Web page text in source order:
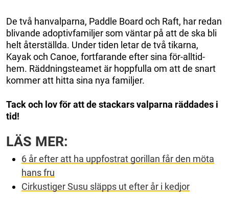
De två hanvalparna, Paddle Board och Raft, har redan
blivande adoptivfamiljer som väntar på att de ska bli
helt återställda. Under tiden letar de två tikarna,
Kayak och Canoe, fortfarande efter sina för-alltid-
hem. Räddningsteamet är hoppfulla om att de snart
kommer att hitta sina nya familjer.
Tack och lov för att de stackars valparna räddades i
tid!
LÄS MER:
6 år efter att ha uppfostrat gorillan får den möta
hans fru
Cirkustiger Susu släpps ut efter år i kedjor